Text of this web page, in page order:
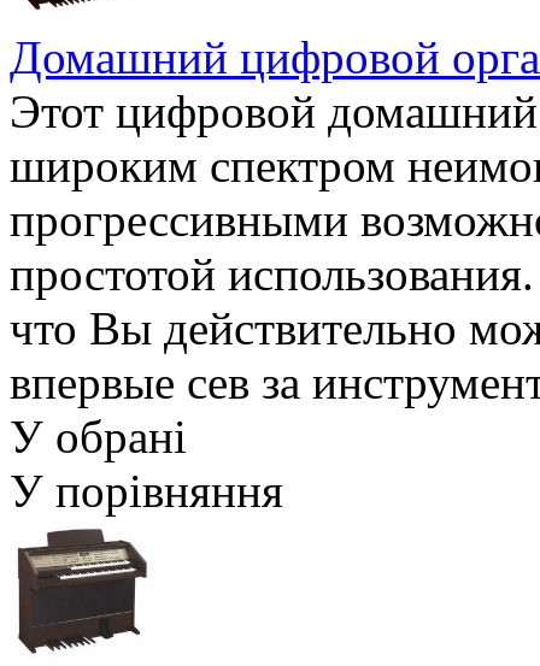
Домашний цифровой
Этот цифровой домашний
широким спектром
прогрессивными
простотой
что Вы действительно
впервые сев за
У обрані
У порівняння